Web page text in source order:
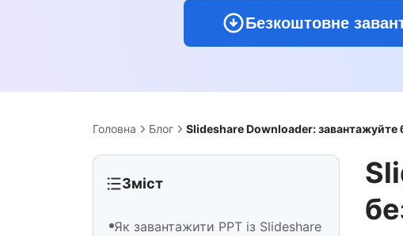
Безкоштовне
Головна Блог Slideshare Downloader: завантажуйте
Зміст
Як завантажити PPT із Slideshare